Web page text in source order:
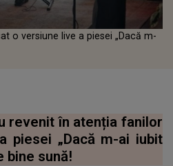
o versiune live a piesei „Dacă m-
revenit în atenția fanilor
piesei „Dacă m-ai iubit
bine sună!